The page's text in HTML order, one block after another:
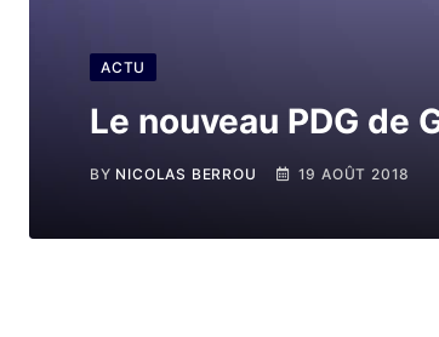
ACTU
Le nouveau PDG de
BY NICOLAS BERROU 19 AOÛT 2018